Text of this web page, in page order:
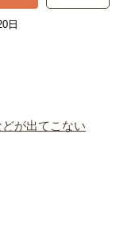
日
が出てこない